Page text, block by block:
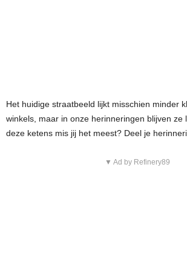
Het huidige straatbeeld lijkt misschien minder
winkels, maar in onze herinneringen blijven ze
deze ketens mis jij het meest? Deel je
▼ Ad by Refinery89